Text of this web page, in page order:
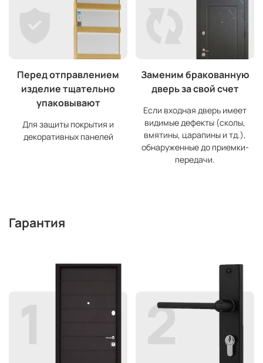
Перед отправлением
изделие тщательно
упаковывают
Для защиты покрытия и
декоративных панелей
Заменим бракованную
дверь за свой счет
Если входная дверь имеет
видимые дефекты (сколы,
вмятины, царапины и тд.),
обнаруженные до приемки-
передачи.
Гарантия